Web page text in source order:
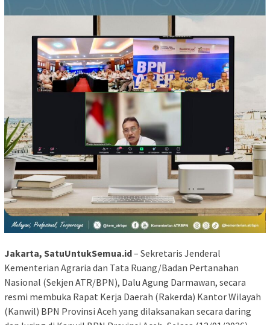
Jakarta, SatuUntukSemua.id– Sekretaris Jenderal
Kementerian Agraria dan Tata Ruang/Badan Pertanahan
Nasional (Sekjen ATR/BPN), Dalu Agung Darmawan, secara
resmi membuka Rapat Kerja Daerah (Rakerda) Kantor Wilayah
(Kanwil) BPN Provinsi Aceh yang dilaksanakan secara daring